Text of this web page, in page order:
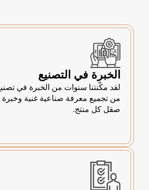
الخبرة في التصنيع
لقد مكّنتنا سنوات من الخبرة في
من تجميع معرفة صناعية غنية
صقل كل منتج.